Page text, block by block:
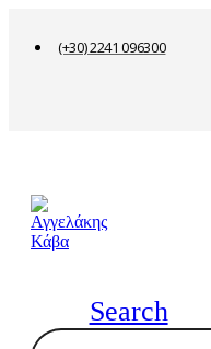
(+30) 2241 096300
Search